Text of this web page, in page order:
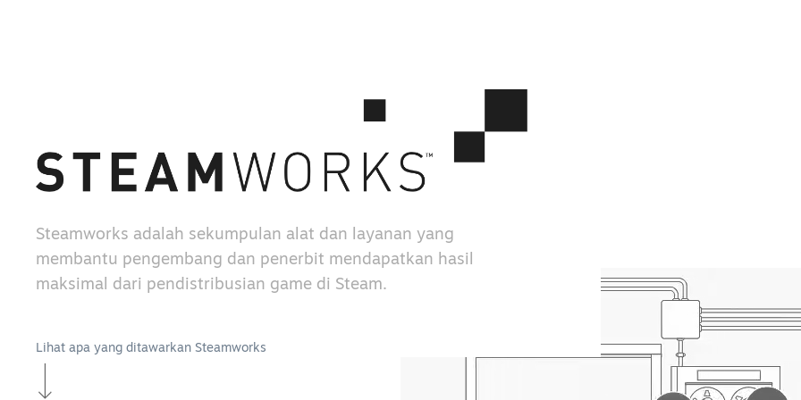
Steamworks adalah sekumpulan alat dan layanan yang
membantu pengembang dan penerbit mendapatkan hasil
maksimal dari pendistribusian game di Steam.
Lihat apa yang ditawarkan Steamworks